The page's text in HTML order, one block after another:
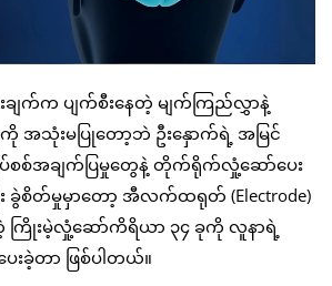
ချက်က ပျက်စီးနေတဲ့ မျက်ကြည်လွှာနဲ့
အသုံးမပြုတော့ဘဲ ဦးနှောက်ရဲ့ အမြင်
စစ်အချက်ပြမှုတွေနဲ့ တိုက်ရိုက်လှုံ့ဆော်ပေး
ခွဲစိတ်မှုမှာတော့ အီလက်ထရုတ် (Electrode)
တဲ့ ကြိုးမဲ့လှုံ့ဆော်ကိရိယာ ၃၄ ခုကို လူနာရဲ့
ေးခဲ့တာ ဖြစ်ပါတယ်။